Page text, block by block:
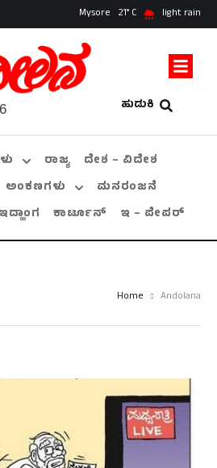
Mysore 21 light rain
ಹುಡುಕಿ
ರಾಜ್ಯ
ದೇಶ – ವಿದೇಶ
ಅಂಕಣಗಳು
ಮನರಂಜನೆ
ಕಾರ್ಟೂನ್ ಇ – ಪೇಪರ್
Home Andolana